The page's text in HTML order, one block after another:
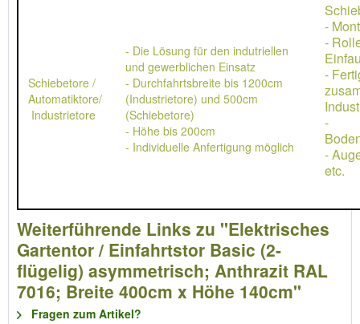
Schiebetore /
Automatiktore/
Industrietore
- Die Lösung für den indutriellen
und gewerblichen Einsatz
- Durchfahrtsbreite bis 1200cm
(Industrietore) und 500cm
(Schiebetore)
- Höhe bis 200cm
- Individuelle Anfertigung möglich
-
-
-
-
-
etc.
Weiterführende Links zu "Elektrisches
Gartentor / Einfahrtstor Basic (2-
flügelig) asymmetrisch; Anthrazit RAL
7016; Breite 400cm x Höhe 140cm"
Fragen zum Artikel?